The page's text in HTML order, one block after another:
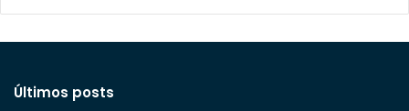
Últimos posts